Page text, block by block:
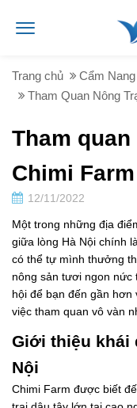
Trang chủ Cẩm Nang
Tham Quan Nông
Tham
Chimi
12/11/2022
Một trong những địa
giữa lòng Hà Nội chính
có thể tự mình thưởng
nông sản tươi ngon
hội để bạn đến gần
việc tham quan vô vàn
Giới thiệu khái
Nội
Chimi Farm được biết